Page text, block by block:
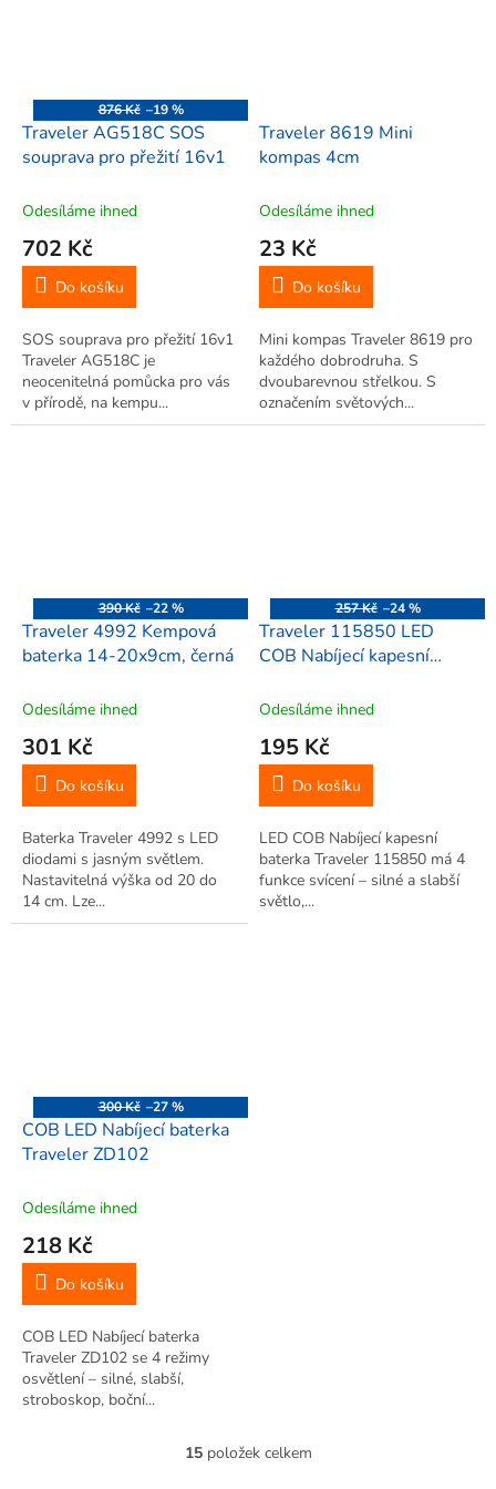
876 Kč –19 %
Traveler AG518C SOS
souprava pro přežití 16v1
Odesíláme ihned
702 Kč
Do košíku
SOS souprava pro přežití 16v1
Traveler AG518C je
neocenitelná pomůcka pro vás
v přírodě, na kempu...
Traveler 8619 Mini
kompas 4cm
Odesíláme ihned
23 Kč
Do košíku
Mini kompas Traveler 8619 pro
každého dobrodruha. S
dvoubarevnou střelkou. S
označením světových...
390 Kč –22 %
Traveler 4992 Kempová
baterka 14-20x9cm, černá
Odesíláme ihned
301 Kč
Do košíku
Baterka Traveler 4992 s LED
diodami s jasným světlem.
Nastavitelná výška od 20 do
14 cm. Lze...
257 Kč –24 %
Traveler 115850 LED
COB Nabíjecí kapesní
černá
Odesíláme ihned
195 Kč
Do košíku
LED COB Nabíjecí kapesní
baterka Traveler 115850 má 4
funkce svícení – silné a slabší
světlo,...
300 Kč –27 %
COB LED Nabíjecí baterka
Traveler ZD102
Odesíláme ihned
218 Kč
Do košíku
COB LED Nabíjecí baterka
Traveler ZD102 se 4 režimy
osvětlení – silné, slabší,
stroboskop, boční...
O
15položek celkem